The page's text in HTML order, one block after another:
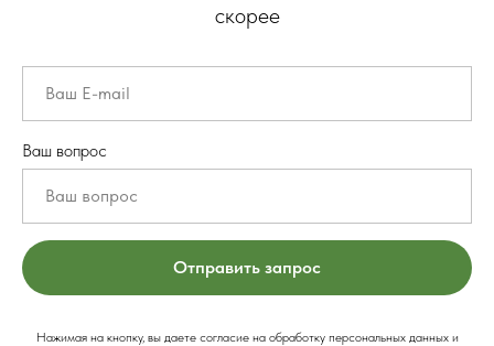
скорее
Ваш вопрос
Отправить запрос
Нажимая на кнопку, вы даете согласие на обработку персональных данных и